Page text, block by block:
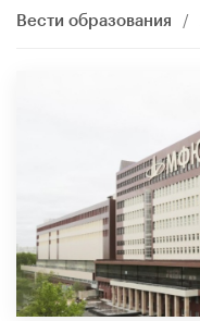
Вести образования /